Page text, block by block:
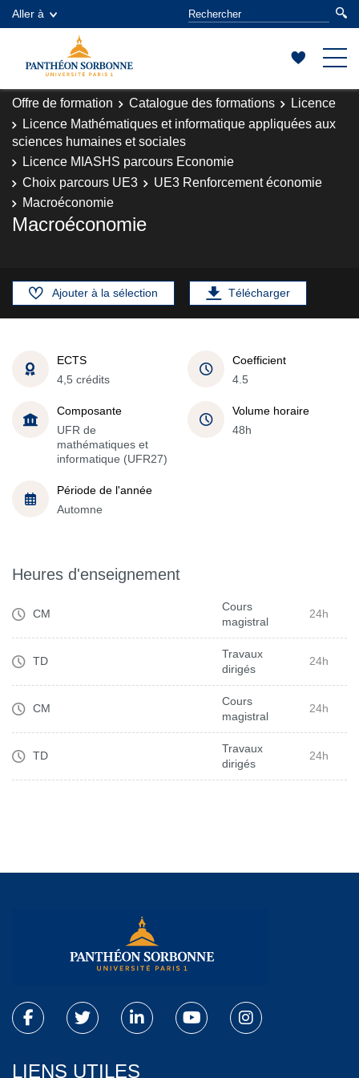
Aller à
Offre de formation Catalogue des formations
Licence
Licence Mathématiques et informatique appliquées aux
sciences humaines et sociales
Licence MIASHS parcours Economie
Choix parcours UE3
UE3 Renforcement économie
Macroéconomie
Macroéconomie
Ajouter à la sélection Télécharger
ECTS
4,5 crédits
Coefficient
4.5
Composante
UFR de
mathématiques et
informatique (UFR27)
Volume horaire
48h
Période de l'année
Automne
Heures d'enseignement
CM
Cours
magistral
24h
TD
Travaux
dirigés
24h
CM
Cours
magistral
24h
TD
Travaux
dirigés
24h
LIENS UTILES